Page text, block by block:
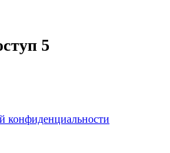
5
конфиденциальности